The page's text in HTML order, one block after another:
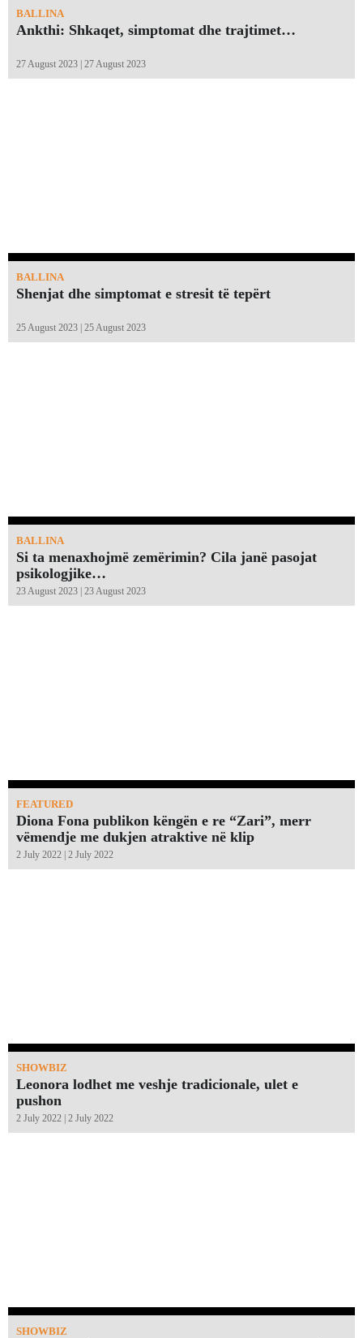
BALLINA
Ankthi: Shkaqet, simptomat dhe trajtimet…
27 August 2023 | 27 August 2023
BALLINA
Shenjat dhe simptomat e stresit të tepërt
25 August 2023 | 25 August 2023
BALLINA
Si ta menaxhojmë zemërimin? Cila janë pasojat
psikologjike…
23 August 2023 | 23 August 2023
FEATURED
Diona Fona publikon këngën e re “Zari”, merr
vëmendje me dukjen atraktive në klip
2 July 2022 | 2 July 2022
SHOWBIZ
Leonora lodhet me veshje tradicionale, ulet e
pushon
2 July 2022 | 2 July 2022
SHOWBIZ